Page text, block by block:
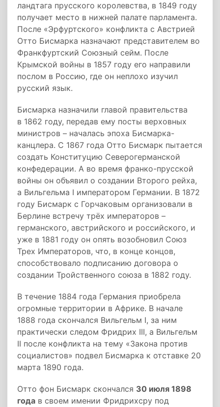
ландтага прусского королевства, в 1849 году
получает место в нижней палате парламента.
После «Эрфуртского» конфликта с Австрией
Отто Бисмарка назначают представителем во
Франкфуртский Союзный сейм. После
Крымской войны в 1857 году его направили
послом в Россию, где он неплохо изучил
русский язык.
Бисмарка назначили главой правительства
в 1862 году, передав ему посты верховных
министров – началась эпоха Бисмарка-
канцлера. С 1867 года Отто Бисмарк пытается
создать Конституцию Северогерманской
конфедерации. А во время франко-прусской
войны он объявил о создании Второго рейха,
а Вильгельма I императором Германии. В 1872
году Бисмарк c Горчаковым организовали в
Берлине встречу трёх императоров –
германского, австрийского и российского, и
уже в 1881 году он опять возобновил Союз
Трех Императоров, что, в конце концов,
способствовало подписанию договора о
создании Тройственного союза в 1882 году.
В течение 1884 года Германия приобрела
огромные территории в Африке. В начале
1888 года скончался Вильгельм I, за ним
практически следом Фридрих III, а Вильгельм
II после конфликта на тему «Закона против
социалистов» подвел Бисмарка к отставке 20
марта 1890 года.
Отто фон Бисмарк скончался 30 июля 1898
года в своем имении Фридрихсру под